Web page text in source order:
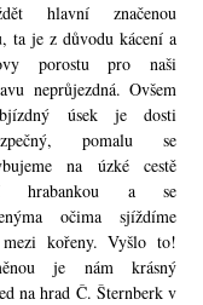
hlavní značenou
ta je z důvodu kácení a
porostu pro naši
neprůjezdná. Ovšem
úsek je dosti
pomalu se
na úzké cestě
hrabankou a se
očima sjíždíme
kořeny. Vyšlo to!
je nám krásný
na hrad Č. Šternberk v